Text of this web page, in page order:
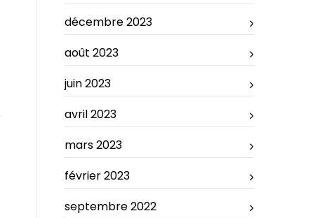
décembre 2023
août 2023
juin 2023
avril 2023
mars 2023
février 2023
septembre 2022